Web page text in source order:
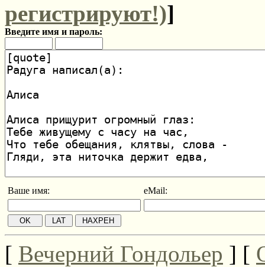
регистрируют!)]
Введите имя и пароль:
Ваше имя: eMail:
[ Вечерний Гондольер ] [